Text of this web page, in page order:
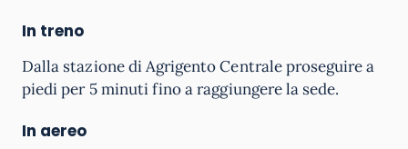
In treno
Dalla stazione di Agrigento Centrale proseguire a
piedi per 5 minuti fino a raggiungere la sede.
In aereo